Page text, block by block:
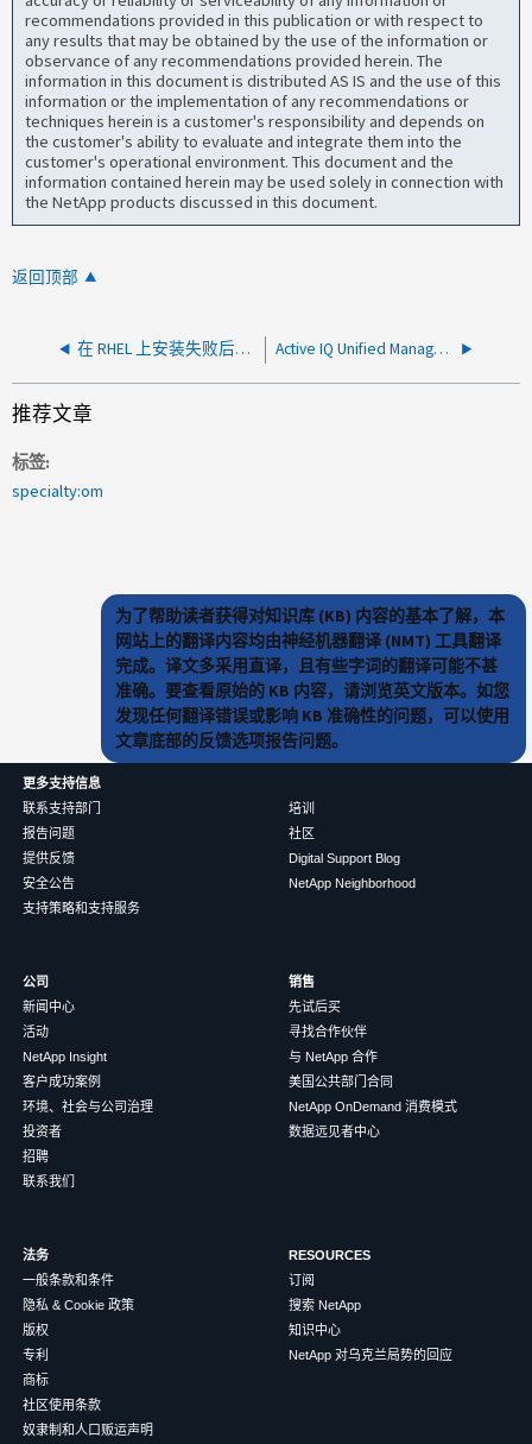
recommendations provided in this publication or with respect to
any results that may be obtained by the use of the information or
observance of any recommendations provided herein. The
information in this document is distributed AS IS and the use of this
information or the implementation of any recommendations or
techniques herein is a customer's responsibility and depends on
the customer's ability to evaluate and integrate them into the
customer's operational environment. This document and the
information contained herein may be used solely in connection with
the NetApp products discussed in this document.
返回顶部
在 RHEL 上安装失败后出现 UM 安装问题 Active IQ Unified Manager 登录页面显示旋转圆圈且无法加载
推荐文章
标签
specialty:om
为了帮助读者获得对知识库 (KB) 内容的基本了解，本
网站上的翻译内容均由神经机器翻译 (NMT) 工具翻译
完成。译文多采用直译，且有些字词的翻译可能不甚
准确。要查看原始的 KB 内容，请浏览英文版本。如您
发现任何翻译错误或影响 KB 准确性的问题，可以使用
文章底部的反馈选项报告问题。
更多支持信息
联系支持部门
报告问题
提供反馈
安全公告
支持策略和支持服务
培训
社区
Digital Support Blog
NetApp Neighborhood
公司
新闻中心
活动
NetApp Insight
客户成功案例
环境、社会与公司治理
投资者
招聘
联系我们
销售
先试后买
寻找合作伙伴
与 NetApp 合作
美国公共部门合同
NetApp OnDemand 消费模式
数据远见者中心
法务
一般条款和条件
隐私 & Cookie 政策
版权
专利
商标
社区使用条款
奴隶制和人口贩运声明
RESOURCES
订阅
搜索 NetApp
知识中心
NetApp 对乌克兰局势的回应